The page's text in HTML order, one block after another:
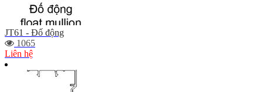
JT61 - Đố động
1065
Liên hệ